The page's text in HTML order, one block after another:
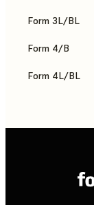
Form 3L/BL
Form 4/B
Form 4L/BL